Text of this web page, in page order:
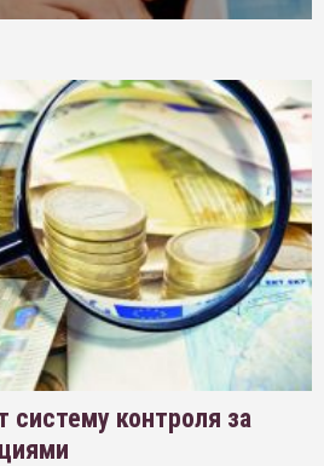
систему контроля за